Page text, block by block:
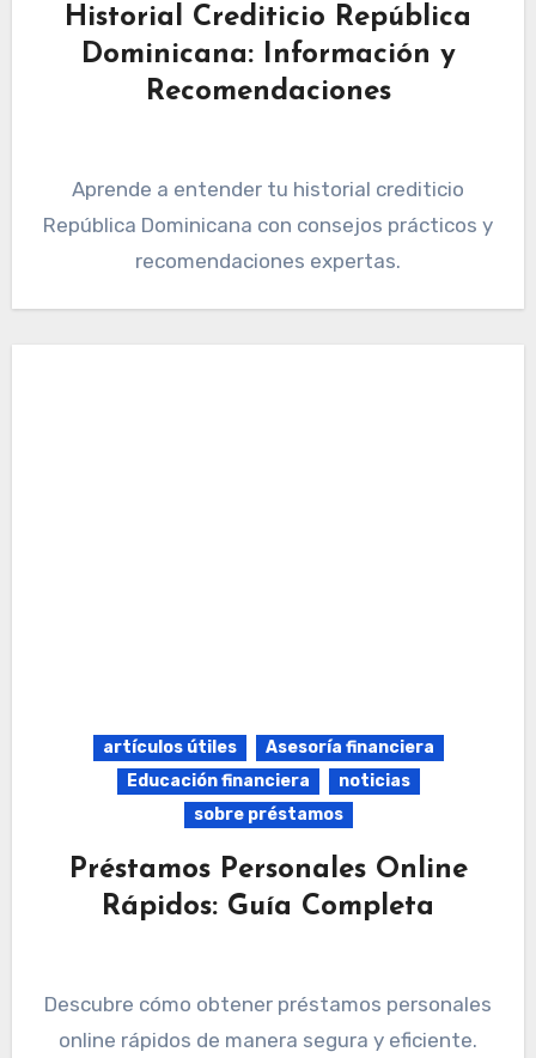
Historial Crediticio República
Dominicana: Información y
Recomendaciones
Aprende a entender tu historial crediticio
República Dominicana con consejos prácticos y
recomendaciones expertas.
artículos útiles
Asesoría financiera
Educación financiera
noticias
sobre préstamos
Préstamos Personales Online
Rápidos: Guía Completa
Descubre cómo obtener préstamos personales
online rápidos de manera segura y eficiente.